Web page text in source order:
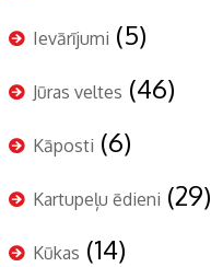
Ievārījumi (5)
Jūras veltes (46)
Kāposti (6)
Kartupeļu ēdieni (29)
Kūkas (14)